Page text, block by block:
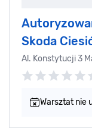
Skoda
Al. Konstytucji 3
Warsztat nie